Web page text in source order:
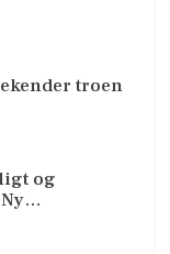
troen
og